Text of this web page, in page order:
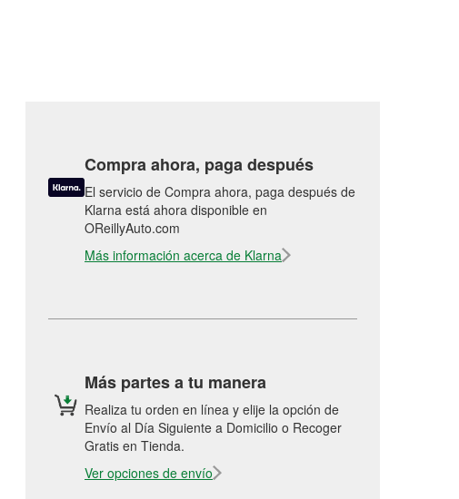
Compra ahora, paga después
El servicio de Compra ahora, paga después de
Klarna está ahora disponible en
OReillyAuto.com
Más información acerca de Klarna
Más partes a tu manera
Realiza tu orden en línea y elije la opción de
Envío al Día Siguiente a Domicilio o Recoger
Gratis en Tienda.
Ver opciones de envío